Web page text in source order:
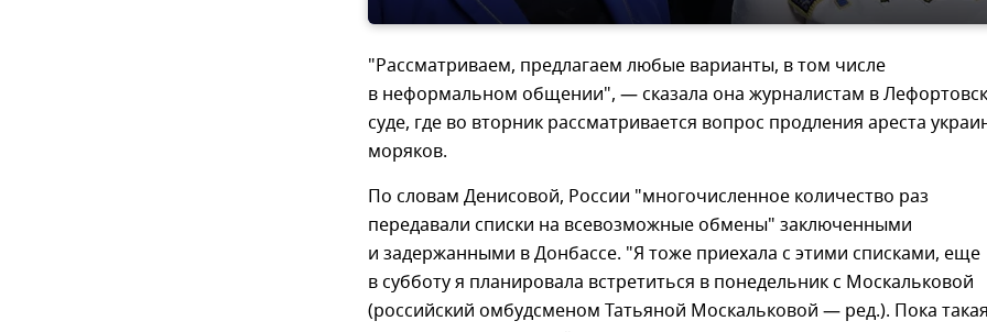
"Рассматриваем, предлагаем любые варианты, в том числе
в неформальном общении", — сказала она журналистам в
суде, где во вторник рассматривается вопрос продления ареста
моряков.
По словам Денисовой, России "многочисленное количество раз
передавали списки на всевозможные обмены" заключенными
и задержанными в Донбассе. "Я тоже приехала с этими списками, еще
в субботу я планировала встретиться в понедельник с Москальковой
(российский омбудсменом Татьяной Москальковой — ред.). Пока